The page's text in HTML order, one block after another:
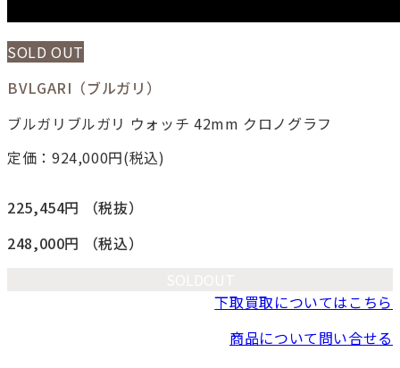
SOLD OUT
BVLGARI（ブルガリ）
ブルガリブルガリ ウォッチ 42mm クロノグラフ
定価：924,000円(税込)
225,454円
（税抜）
248,000円
（税込）
下取買取についてはこちら
商品について問い合せる